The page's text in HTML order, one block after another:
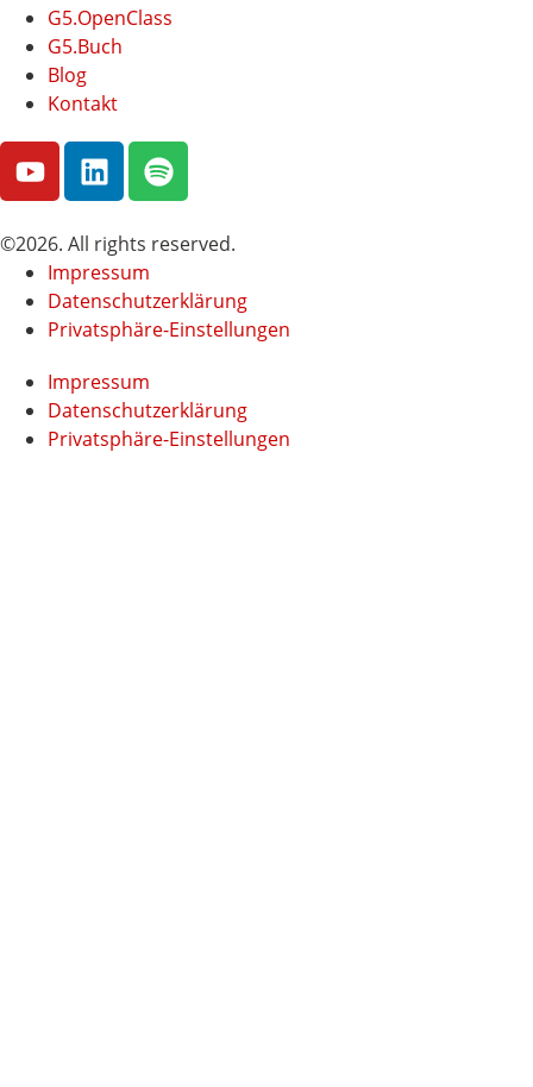
G5.OpenClass
G5.Buch
Blog
Kontakt
©2026. All rights reserved.
Impressum
Datenschutzerklärung
Privatsphäre-Einstellungen
Impressum
Datenschutzerklärung
Privatsphäre-Einstellungen